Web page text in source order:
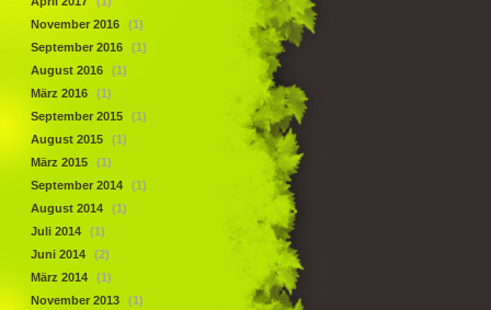
November 2016
(1)
September 2016
(1)
August 2016
(1)
März 2016
(1)
September 2015
(1)
August 2015
(1)
März 2015
(1)
September 2014
(1)
August 2014
(1)
Juli 2014
(1)
Juni 2014
(2)
März 2014
(1)
November 2013
(1)